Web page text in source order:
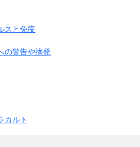
含む）
な軽い理由で、
殺されています。
連隊)は新たな命令を出しています。
差別虐殺はやりにくかったので、
する規準作りをする意味と、
があったようです。
スと免疫
の警告や摘発
カルト